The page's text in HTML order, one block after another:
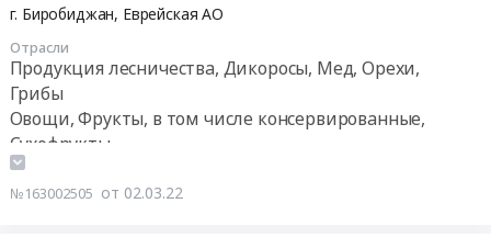
г. Биробиджан, Еврейская АО
Отрасли
Продукция лесничества, Дикоросы, Мед, Орехи,
Грибы
Овощи, Фрукты, в том числе консервированные,
Сухофрукты
№163002505 от 02.03.22